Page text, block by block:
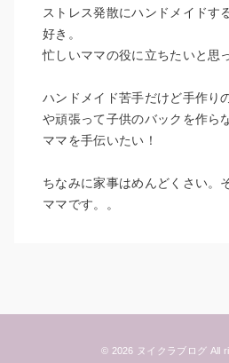
ストレス発散にハンドメイドす
好き。
忙しいママの役に立ちたいと思
ハンドメイド苦手だけど手作り
や頑張って子供のバックを作ら
ママを手伝いたい！
ちなみに家事はめんどくさい。
ママです。。
© 2026 ヌイクラブログ All